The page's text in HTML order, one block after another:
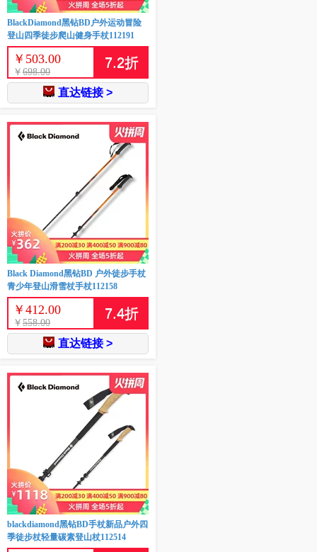
BlackDiamond黑钻BD户外运动冒险
登山四季徒步爬山健身手杖112191
￥ 503.00
￥ 698.00
7.2折
直达链接 >
Black Diamond黑钻BD 户外徒步手杖
青少年登山滑雪杖手杖112158
￥ 412.00
￥ 558.00
7.4折
直达链接 >
blackdiamond黑钻BD手杖新品户外四
季徒步杖轻量碳素登山杖112514